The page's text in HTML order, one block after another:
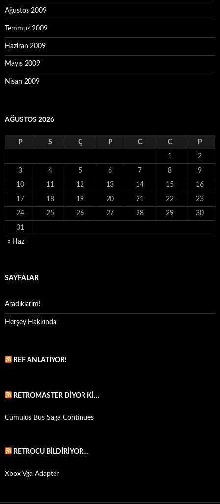
Ağustos 2009
Temmuz 2009
Haziran 2009
Mayıs 2009
Nisan 2009
AĞUSTOS 2026
P S Ç P C C P
1 2
3 4 5 6 7 8 9
10 11 12 13 14 15 16
17 18 19 20 21 22 23
24 25 26 27 28 29 30
31
« Haz
SAYFALAR
Aradıklarım!
Herşey Hakkında
REF ANLATIYOR!
RETROMASTER DIYOR KI…
Cumulus Bus Saga Continues
RETROCU BILDIRIYOR…
Xbox Vga Adapter